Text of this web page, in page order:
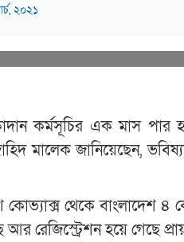
২০২১
কর্মসূচির এক মাস পার
জাহিদ মালেক জানিয়েছেন,
কোভ্যাক্স থেকে বাংলাদেশ
আর রেজিস্ট্রেশন হয়ে গেছে